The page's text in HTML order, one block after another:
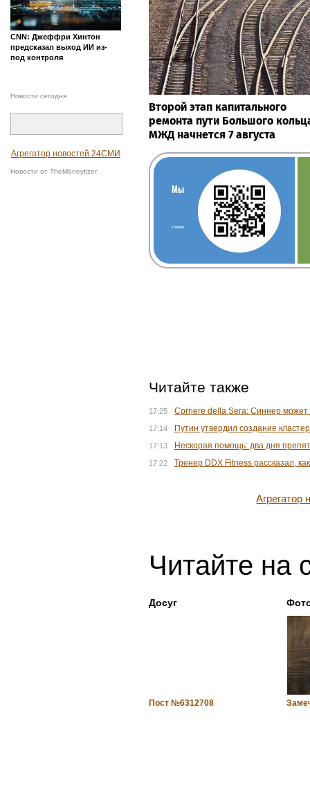
CNN: Джеффри Хинтон
предсказал выход ИИ из-
под контроля
Новости сегодня
Агрегатор новостей 24СМИ
Новости от TheMoneytizer
Второй этап капитального
ремонта пути Большого
МЖД начнется 7 августа
Мы
в Telegram
Читайте также
17:25 Corriere della Sera: Синнер может
17:14 Путин утвердил создание
17:13 Нескорая помощь: два дня
17:22 Тренер DDX Fitness рассказал,
Читайте на
Досуг
Пост №6312708